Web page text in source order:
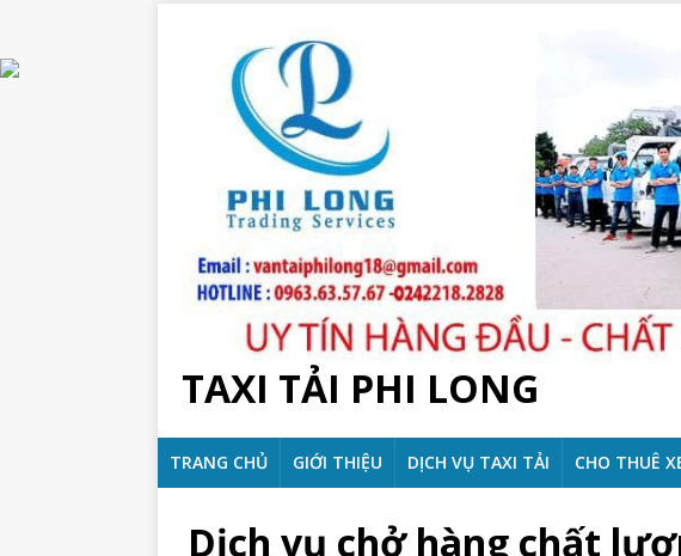
TAXI TẢI PHI LONG
TRANG CHỦ GIỚI THIỆU DỊCH VỤ TAXI TẢI CHO THUÊ
Dịch vụ chở hàng chất